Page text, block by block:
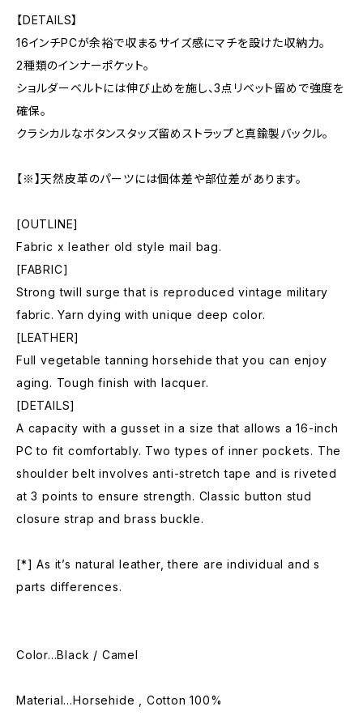
【DETAILS】
16インチPCが余裕で収まるサイズ感にマチを設けた収納力。
2種類のインナーポケット。
ショルダーベルトには伸び止めを施し、3点リベット留めで強度を
確保。
クラシカルなボタンスタッズ留めストラップと真鍮製バックル。
【※】天然皮革のパーツには個体差や部位差があります。
[OUTLINE]
Fabric x leather old style mail bag.
[FABRIC]
Strong twill surge that is reproduced vintage military
fabric. Yarn dying with unique deep color.
[LEATHER]
Full vegetable tanning horsehide that you can enjoy
aging. Tough finish with lacquer.
[DETAILS]
A capacity with a gusset in a size that allows a 16-inch
PC to fit comfortably. Two types of inner pockets. The
shoulder belt involves anti-stretch tape and is riveted
at 3 points to ensure strength. Classic button stud
closure strap and brass buckle.
[*] As it’s natural leather, there are individual and s
parts differences.
Color...Black / Camel
Material…Horsehide , Cotton 100%